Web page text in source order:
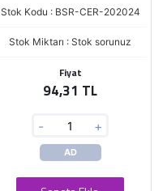
Stok Kodu : BSR-CER-202024
Stok Miktarı : Stok sorunuz
Fiyat
94,31 TL
- +
AD